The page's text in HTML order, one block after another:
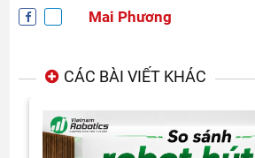
Mai Phương
CÁC BÀI VIẾT KHÁC